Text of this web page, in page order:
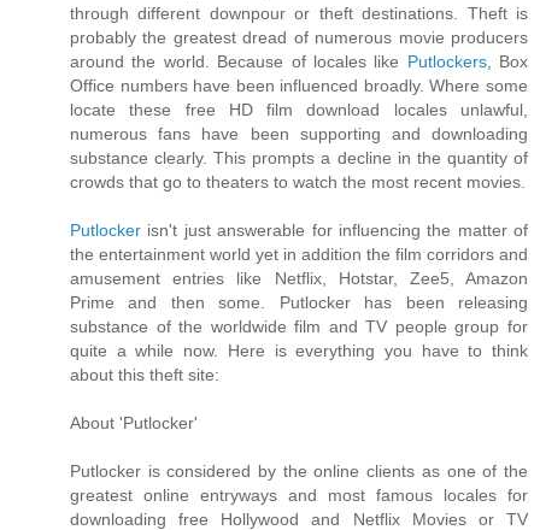
through different downpour or theft destinations. Theft is
probably the greatest dread of numerous movie producers
around the world. Because of locales like Putlockers, Box
Office numbers have been influenced broadly. Where some
locate these free HD film download locales unlawful,
numerous fans have been supporting and downloading
substance clearly. This prompts a decline in the quantity of
crowds that go to theaters to watch the most recent movies.
Putlocker isn't just answerable for influencing the matter of
the entertainment world yet in addition the film corridors and
amusement entries like Netflix, Hotstar, Zee5, Amazon
Prime and then some. Putlocker has been releasing
substance of the worldwide film and TV people group for
quite a while now. Here is everything you have to think
about this theft site:
About 'Putlocker'
Putlocker is considered by the online clients as one of the
greatest online entryways and most famous locales for
downloading free Hollywood and Netflix Movies or TV